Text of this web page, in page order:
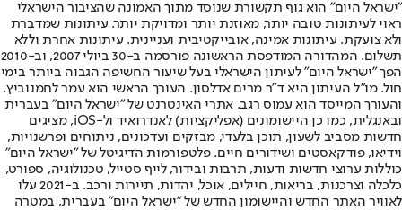
"ישראל היום" הוא גוף תקשורת שנוסד מתוך האמונה שהציבור הישראלי
ראוי לעיתונות טובה יותר, מאוזנת יותר ומדויקת יותר. עיתונות שמדברת
ולא צועקת. עיתונות אמינה, אובייקטיבית ועניינית. עיתונות אחרת וללא
תשלום. המהדורה המודפסת הראשונה פורסמה ב-30 ביולי 2007, וב-2010
הפך "ישראל היום" לעיתון הישראלי בעל שיעור החשיפה הגבוה ביותר בימי
חול. מו"ל העיתון היא ד"ר מרים אדלסון. העורך הראשי הוא עמר לחמנוביץ,
והעורך המייסד הוא עמוס רגב. אתרי האינטרנט של "ישראל היום" בעברית
ובאנגלית, כמו כן היישומונים (אפליקציות) לאנדרואיד ול-iOS, מציגים
חדשות מסביב לשעון, תוכן בלעדי, מבזקים ועדכונים, ניתוחים ופרשנויות,
וידיאו, פודקאסטים ושידורים חיים. פלטפורמות הדיגיטל של "ישראל היום"
כוללות ערוצי חדשות ודעות, תרבות ובידור, לייף סטייל, טכנולוגיה, ספורט,
כלכלה וצרכנות, בריאות, חיילים, אוכל, יהדות, תיירות ורכב. ב-2021 עלו
לאוויר האתר החדש והיישומון החדש של "ישראל היום" בעברית, במטרה